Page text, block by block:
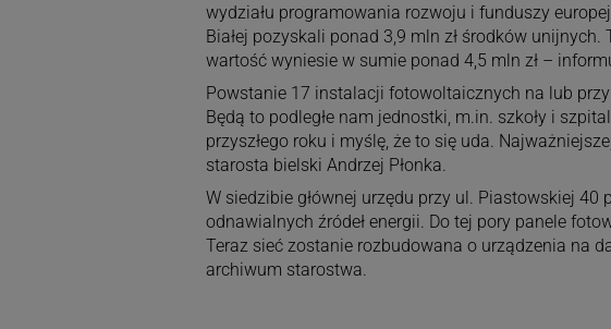
wydziału programowania rozwoju i funduszy
Białej pozyskali ponad 3,9 mln zł środków
wartość wyniesie w sumie ponad 4,5 mln zł –
Powstanie 17 instalacji fotowoltaicznych na lub
Będą to podległe nam jednostki, m.in. szkoły i
przyszłego roku i myślę, że to się uda.
starosta bielski Andrzej Płonka.
W siedzibie głównej urzędu przy ul. Piastowskiej
odnawialnych źródeł energii. Do tej pory panele
Teraz sieć zostanie rozbudowana o urządzenia na
archiwum starostwa.